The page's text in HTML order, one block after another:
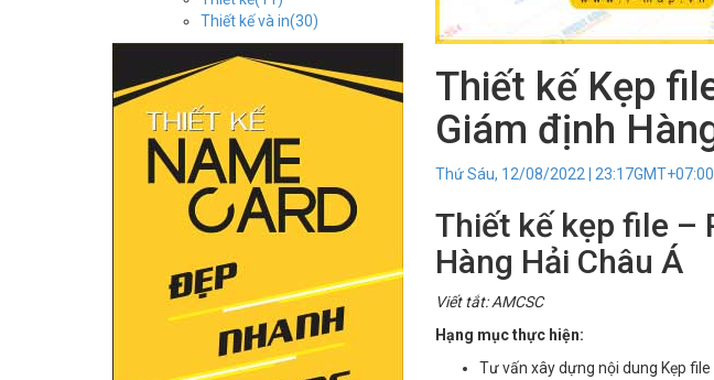
Thiết kế và in(30)
Thiết kế Kẹp
Giám định
Thứ Sáu, 12/08/2022 | 23:17GMT+07:00
Thiết kế kẹp file –
Hàng Hải Châu Á
Viết tắt: AMCSC
Hạng mục thực hiện:
Tư vấn xây dựng nội dung Kẹp file